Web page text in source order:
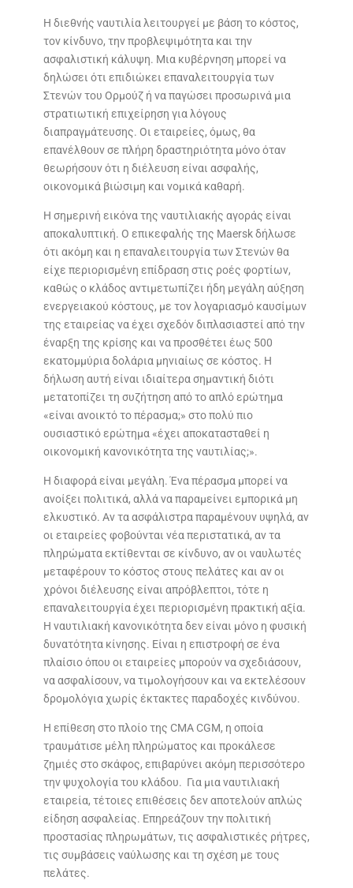
e
b
o
o
k
itt
er
ar
e
Η διεθνής ναυτιλία λειτουργεί με βάση το κόστος,
τον κίνδυνο, την προβλεψιμότητα και την
ασφαλιστική κάλυψη. Μια κυβέρνηση μπορεί να
δηλώσει ότι επιδιώκει επαναλειτουργία των
Στενών του Ορμούζ ή να παγώσει προσωρινά μια
στρατιωτική επιχείρηση για λόγους
διαπραγμάτευσης. Οι εταιρείες, όμως, θα
επανέλθουν σε πλήρη δραστηριότητα μόνο όταν
θεωρήσουν ότι η διέλευση είναι ασφαλής,
οικονομικά βιώσιμη και νομικά καθαρή.
Η σημερινή εικόνα της ναυτιλιακής αγοράς είναι
αποκαλυπτική. Ο επικεφαλής της Maersk δήλωσε
ότι ακόμη και η επαναλειτουργία των Στενών θα
είχε περιορισμένη επίδραση στις ροές φορτίων,
καθώς ο κλάδος αντιμετωπίζει ήδη μεγάλη αύξηση
ενεργειακού κόστους, με τον λογαριασμό καυσίμων
της εταιρείας να έχει σχεδόν διπλασιαστεί από την
έναρξη της κρίσης και να προσθέτει έως 500
εκατομμύρια δολάρια μηνιαίως σε κόστος. Η
δήλωση αυτή είναι ιδιαίτερα σημαντική διότι
μετατοπίζει τη συζήτηση από το απλό ερώτημα
«είναι ανοικτό το πέρασμα;» στο πολύ πιο
ουσιαστικό ερώτημα «έχει αποκατασταθεί η
οικονομική κανονικότητα της ναυτιλίας;».
Η διαφορά είναι μεγάλη. Ένα πέρασμα μπορεί να
ανοίξει πολιτικά, αλλά να παραμείνει εμπορικά μη
ελκυστικό. Αν τα ασφάλιστρα παραμένουν υψηλά, αν
οι εταιρείες φοβούνται νέα περιστατικά, αν τα
πληρώματα εκτίθενται σε κίνδυνο, αν οι ναυλωτές
μεταφέρουν το κόστος στους πελάτες και αν οι
χρόνοι διέλευσης είναι απρόβλεπτοι, τότε η
επαναλειτουργία έχει περιορισμένη πρακτική αξία.
Η ναυτιλιακή κανονικότητα δεν είναι μόνο η φυσική
δυνατότητα κίνησης. Είναι η επιστροφή σε ένα
πλαίσιο όπου οι εταιρείες μπορούν να σχεδιάσουν,
να ασφαλίσουν, να τιμολογήσουν και να εκτελέσουν
δρομολόγια χωρίς έκτακτες παραδοχές κινδύνου.
Η επίθεση στο πλοίο της CMA CGM, η οποία
τραυμάτισε μέλη πληρώματος και προκάλεσε
ζημιές στο σκάφος, επιβαρύνει ακόμη περισσότερο
την ψυχολογία του κλάδου. Για μια ναυτιλιακή
εταιρεία, τέτοιες επιθέσεις δεν αποτελούν απλώς
είδηση ασφαλείας. Επηρεάζουν την πολιτική
προστασίας πληρωμάτων, τις ασφαλιστικές ρήτρες,
τις συμβάσεις ναύλωσης και τη σχέση με τους
πελάτες.